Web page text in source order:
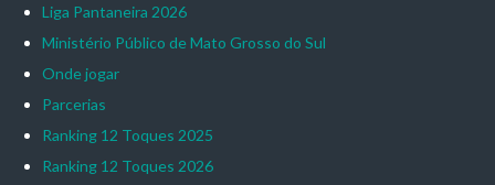
Liga Pantaneira 2026
Ministério Público de Mato Grosso do Sul
Onde jogar
Parcerias
Ranking 12 Toques 2025
Ranking 12 Toques 2026